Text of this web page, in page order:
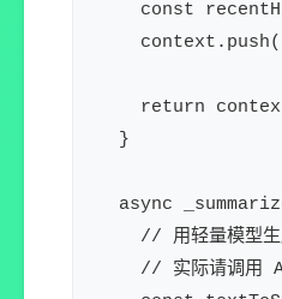
const
return
  }
async
// 用轻量模型
// 实际请调用